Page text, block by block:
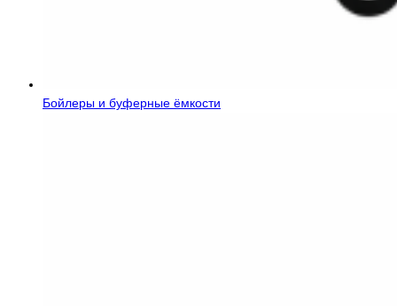
Бойлеры и буферные ёмкости